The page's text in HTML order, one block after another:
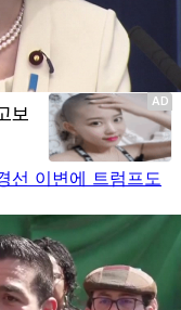
선 이변에 트럼프도